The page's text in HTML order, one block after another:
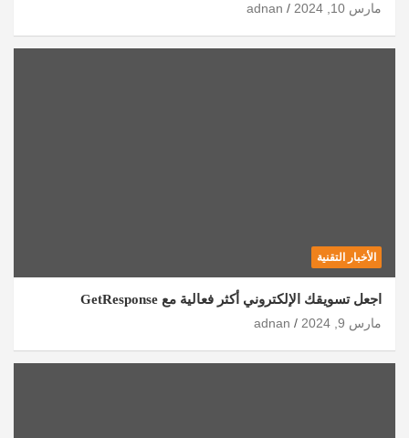
مارس 10, 2024
adnan
الأخبار التقنية
اجعل تسويقك الإلكتروني أكثر فعالية مع GetResponse
مارس 9, 2024
adnan